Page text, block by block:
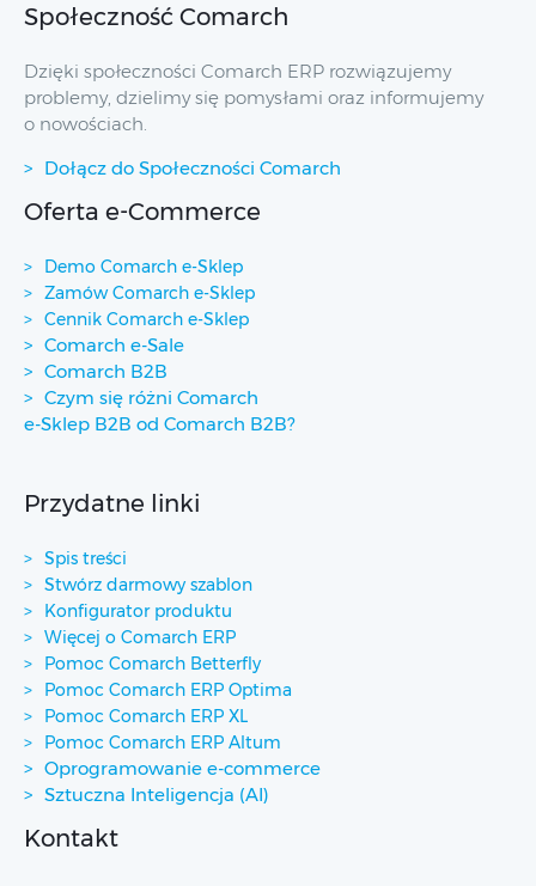
Społeczność Comarch
Dzięki społeczności Comarch ERP rozwiązujemy
problemy, dzielimy się pomysłami oraz informujemy
o nowościach.
Dołącz do Społeczności Comarch
Oferta e-Commerce
Demo Comarch e-Sklep
Zamów Comarch e-Sklep
Cennik Comarch e-Sklep
Comarch e-Sale
Comarch B2B
Czym się różni Comarch
e-Sklep B2B od Comarch B2B?
Przydatne linki
Spis treści
Stwórz darmowy szablon
Konfigurator produktu
Więcej o Comarch ERP
Pomoc Comarch Betterfly
Pomoc Comarch ERP Optima
Pomoc Comarch ERP XL
Pomoc Comarch ERP Altum
Oprogramowanie e-commerce
Sztuczna Inteligencja (AI)
Kontakt